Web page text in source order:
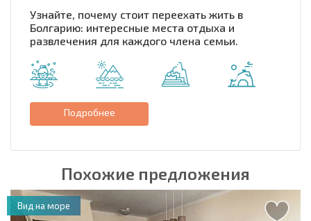
Узнайте, почему стоит переехать жить в
Болгарию: интересные места отдыха и
развлечения для каждого члена семьи.
Подробнее
Похожие предложения
Вид на море